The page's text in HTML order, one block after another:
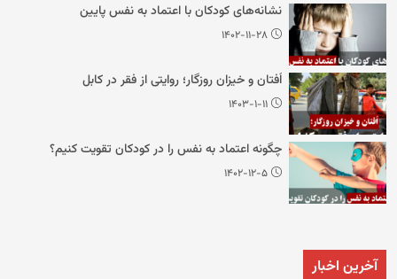
نشانه‌های کودکان با اعتماد به نفس پایین
۱۴۰۲-۱۱-۲۸
اُفتان و خیزان روزگار؛ روایتی از فقر در کابل
۱۴۰۳-۱-۱۱
چگونه اعتماد به نفس را در کودکان تقویت کنیم؟
۱۴۰۲-۱۲-۵
آخرین اخبار